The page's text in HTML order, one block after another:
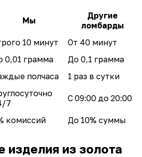
Мы
Другие
ломбарды
10 минут
От 40 минут
0,01 грамма
До 0,1 грамма
полчаса 1 раз в сутки
7
С 09:00 до 20:00
комиссий До 10% суммы
из золота